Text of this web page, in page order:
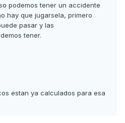
podemos tener un accidente
hay que jugarsela, primero
pasar y las
tener.
estan ya calculados para esa